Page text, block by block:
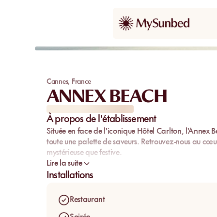
Cannes, France
ANNEX BEACH
À propos de l'établissement
Située en face de l'iconique Hôtel Carlton, l'Annex
toute une palette de saveurs. Retrouvez-nous au
mystérieuse que festive.
Lire la suite
Installations
Restaurant